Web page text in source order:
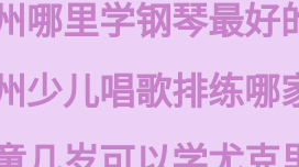
哪里学钢琴最好
少儿唱歌排练哪